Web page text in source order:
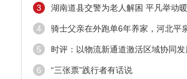
3 湖南道县交警为老人解困 平凡举动
4
骑士父亲在外跑单6年养家，河北平
5
时评：以物流新通道激活区域协同发
6
“三张票”践行者有话说